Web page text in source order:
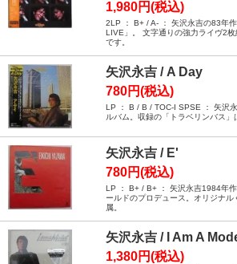
1,980円(税込)
2LP ： B+ / A- ： 矢沢永吉の83年
LIVE」。 文字通りの強力ライヴ2
です。
矢沢永吉 / A Day
780円(税込)
LP ： B / B / TOC-I SPSE ： 矢沢
ルバム。収録の「トラベリンバス」
矢沢永吉 / E'
780円(税込)
LP ： B+ / B+ ： 矢沢永吉1984年
ールドのプロデュース。オリジナル
属。
矢沢永吉 / I Am A
1,380円(税込)